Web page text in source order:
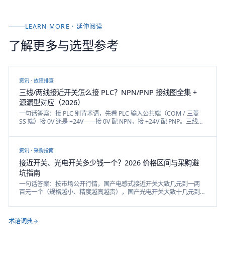
LEARN MORE · 延伸阅读
了解更多与选型参考
资讯 ·故障排查
三线/两线接近开关怎么接 PLC？NPN/PNP 接线图全集 +
源漏型对应（2026）
一句话答案：接 PLC 别背术语，先看 PLC 输入公共端（COM / 三菱
SS 端）接 0V 还是 +24V——接 0V 配 NPN，接 +24V 配 PNP。三线线
要防残余电流「关不掉」。本文配原创接线图，把 NPN/PNP、源漏
资讯 ·采购指南
接近开关、光电开关多少钱一个？2026 价格区间与采购避
坑指南
一句话答案：按市场公开行情，国产电感式接近开关大致几元到一两
百元一个（规格越小、精度越高越贵），国产光电开关大致十几元到
本文给出分规格价格区间表与 8 条采购避坑清单。
术语词典